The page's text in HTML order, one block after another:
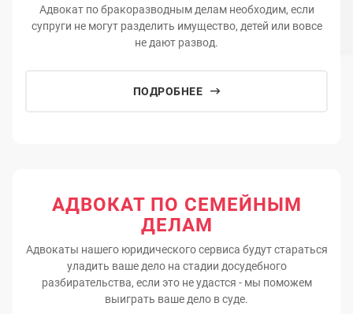
Адвокат по бракоразводным делам необходим, если
супруги не могут разделить имущество, детей или вовсе
не дают развод.
ПОДРОБНЕЕ
АДВОКАТ ПО СЕМЕЙНЫМ
ДЕЛАМ
Адвокаты нашего юридического сервиса будут стараться
уладить ваше дело на стадии досудебного
разбирательства, если это не удастся - мы поможем
выиграть ваше дело в суде.